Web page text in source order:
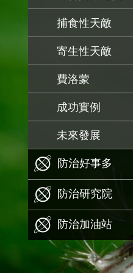
捕食性天敵
寄生性天敵
費洛蒙
成功實例
未來發展
防治好事多
防治研究院
防治加油站